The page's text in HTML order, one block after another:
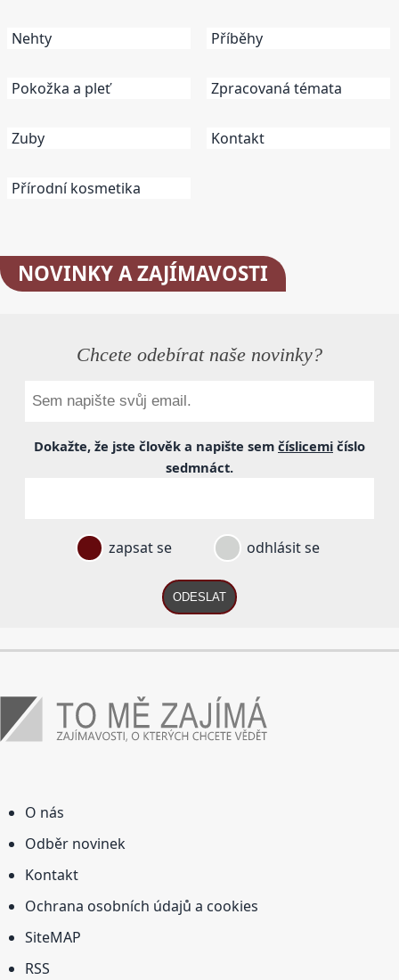
Nehty
Pokožka a pleť
Zuby
Přírodní kosmetika
Příběhy
Zpracovaná témata
Kontakt
NOVINKYA ZAJÍMAVOSTI
Chcete odebírat naše novinky?
Dokažte, že jste člověk a napište sem číslicemi číslo
sedmnáct.
zapsat se odhlásit se
ODESLAT
O nás
Odběr novinek
Kontakt
Ochrana osobních údajů a cookies
SiteMAP
RSS